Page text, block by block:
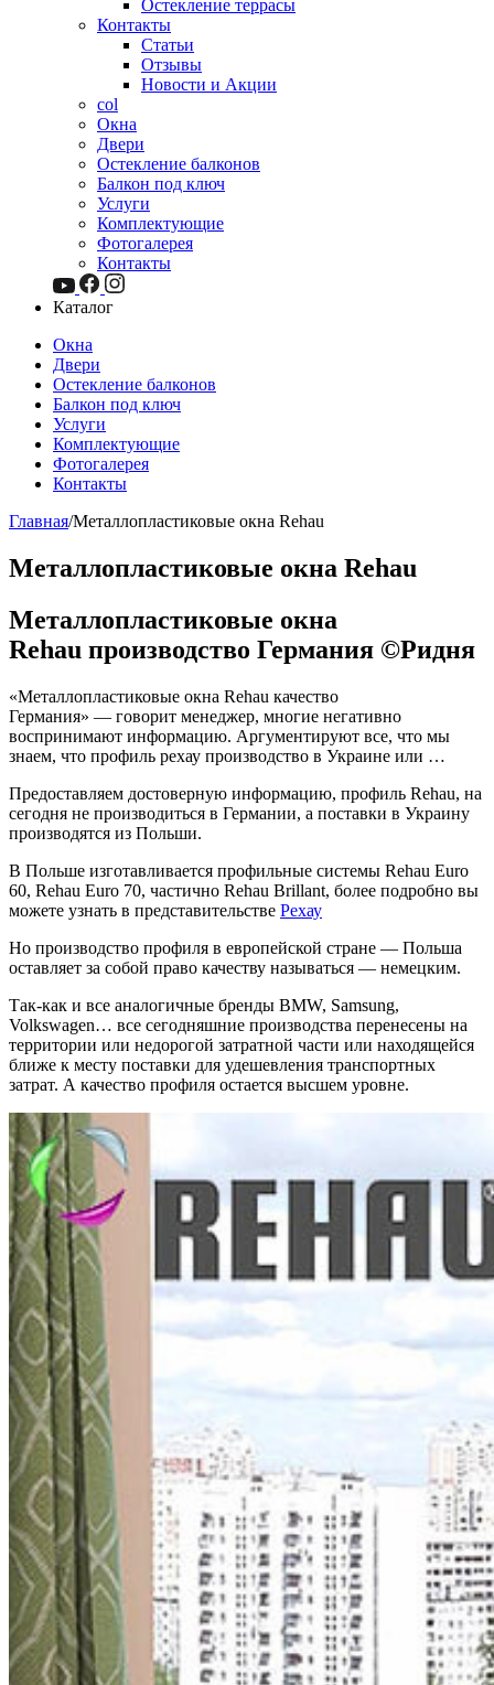
Остекление террасы
Контакты
Статьи
Отзывы
Новости и Акции
col
Окна
Двери
Остекление балконов
Балкон под ключ
Услуги
Комплектующие
Фотогалерея
Контакты
Каталог
Окна
Двери
Остекление балконов
Балкон под ключ
Услуги
Комплектующие
Фотогалерея
Контакты
Главная/Металлопластиковые окна Rehau
Металлопластиковые окна Rehau
Металлопластиковые окна
Rehau производство Германия ©Ридня
«Металлопластиковые окна Rehau качество
Германия» — говорит менеджер, многие негативно
воспринимают информацию. Аргументируют все, что мы
знаем, что профиль рехау производство в Украине или …
Предоставляем достоверную информацию, профиль Rehau, на
сегодня не производиться в Германии, а поставки в Украину
производятся из Польши.
В Польше изготавливается профильные системы Rehau Euro
60, Rehau Euro 70, частично Rehau Brillant, более подробно вы
можете узнать в представительстве Рехау
Но производство профиля в европейской стране — Польша
оставляет за собой право качеству называться — немецким.
Так-как и все аналогичные бренды BMW, Samsung,
Volkswagen… все сегодняшние производства перенесены на
территории или недорогой затратной части или находящейся
ближе к месту поставки для удешевления транспортных
затрат. А качество профиля остается высшем уровне.